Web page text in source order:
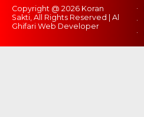
Copyright @ 2026 Koran
Sakti, All Rights Reserved | Al
Ghifari Web Developer